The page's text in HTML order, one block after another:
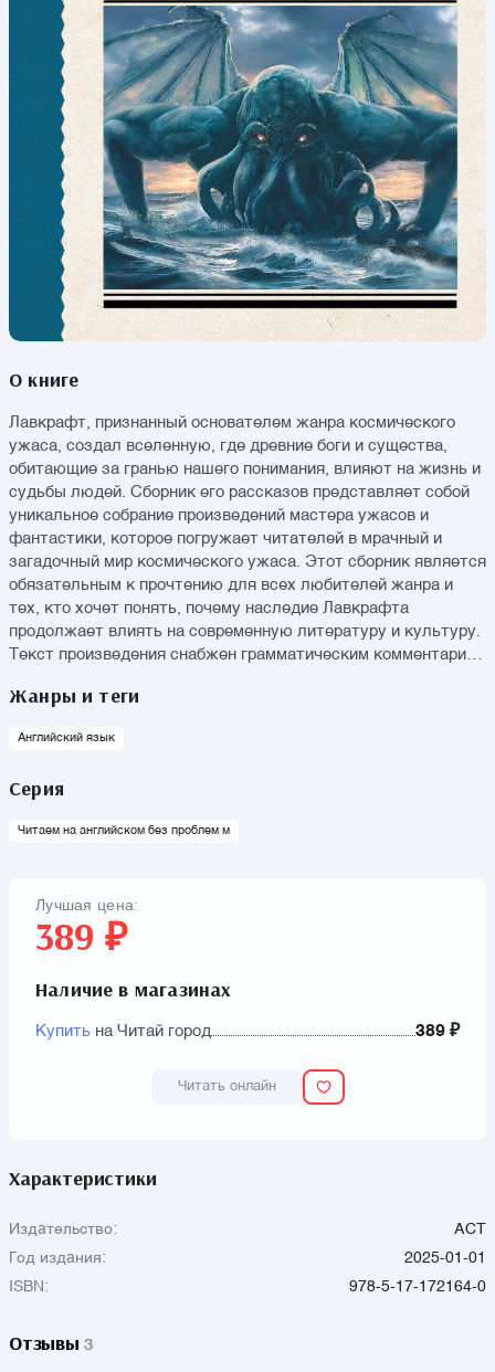
О книге
Лавкрафт, признанный основателем жанра космического
ужаса, создал вселенную, где древние боги и существа,
обитающие за гранью нашего понимания, влияют на жизнь и
судьбы людей. Сборник его рассказов представляет собой
уникальное собрание произведений мастера ужасов и
фантастики, которое погружает читателей в мрачный и
загадочный мир космического ужаса. Этот сборник является
обязательным к прочтению для всех любителей жанра и
тех, кто хочет понять, почему наследие Лавкрафта
продолжает влиять на современную литературу и культуру.
Текст произведения снабжен грамматическим комментарием
тексте. Благодаря этому книга подойдет для любого уровня
Жанры и теги
Английский язык
Серия
Читаем на английском без проблем м
Лучшая цена:
389 ₽
Наличие в магазинах
Купить на Читай город 389 ₽
Читать онлайн
Характеристики
Издательство:
АСТ
Год издания:
2025-01-01
ISBN:
978-5-17-172164-0
Отзывы 3